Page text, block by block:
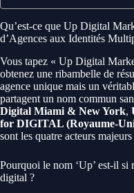
Qu’est-ce que Up Digital
d’Agences aux Identités
Vous tapez « Up Digital
obtenez une ribambelle de
agence unique mais un
partagent un nom commun
Digital Miami & New York,
for DIGITAL (Royaume-
sont les quatre acteurs
Pourquoi le nom ‘Up’ est-il si
digital ?